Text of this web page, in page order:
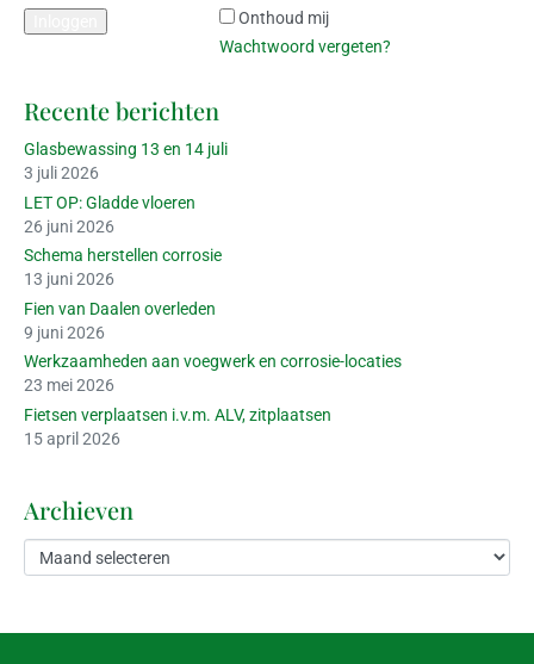
Onthoud mij
Wachtwoord vergeten?
Recente berichten
Glasbewassing 13 en 14 juli
3 juli 2026
LET OP: Gladde vloeren
26 juni 2026
Schema herstellen corrosie
13 juni 2026
Fien van Daalen overleden
9 juni 2026
Werkzaamheden aan voegwerk en corrosie-locaties
23 mei 2026
Fietsen verplaatsen i.v.m. ALV, zitplaatsen
15 april 2026
Archieven